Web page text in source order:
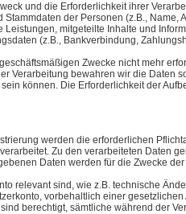
und die Erforderlichkeit ihrer
der Personen (z.B., Name,
Leistungen, mitgeteilte Inhalte und
(z.B., Bankverbindung,
Zwecke nicht mehr
Verarbeitung bewahren wir die Daten
können. Die Erforderlichkeit der
werden die erforderlichen
Zu den verarbeiteten Daten
Daten werden für die Zwecke
relevant sind, wie z.B. technische
vorbehaltlich einer
berechtigt, sämtliche während der